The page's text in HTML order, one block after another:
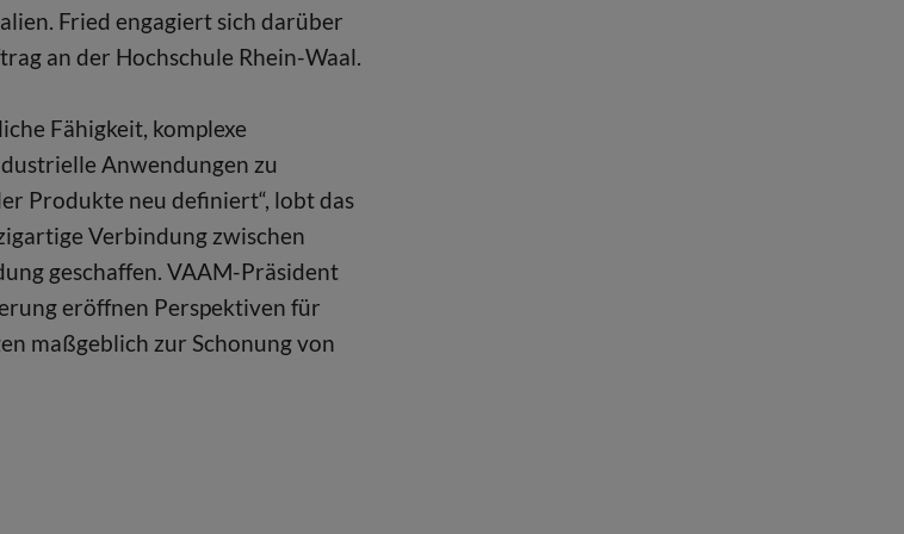
Fried engagiert sich darüber
an der Hochschule Rhein-Waal.
Fähigkeit, komplexe
Anwendungen zu
Produkte neu definiert“, lobt das
Verbindung zwischen
geschaffen. VAAM-Präsident
eröffnen Perspektiven für
maßgeblich zur Schonung von